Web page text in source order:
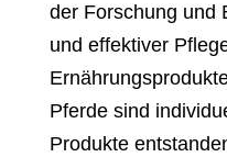
der Forschung und
und effektiver
Pferde sind
Produkte